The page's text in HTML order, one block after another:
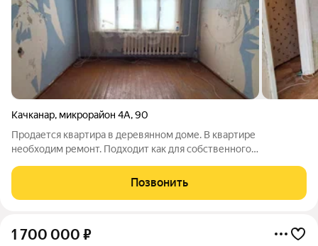
Качканар, микрорайон 4А,90
Продается квартира в деревянном доме. В квартире
необходим ремонт. Подходит как для собственного
через банки-партнеры, рассрочка. За дополнительной
информацией и для организации просмотра
Позвонить
1 700 000 ₽